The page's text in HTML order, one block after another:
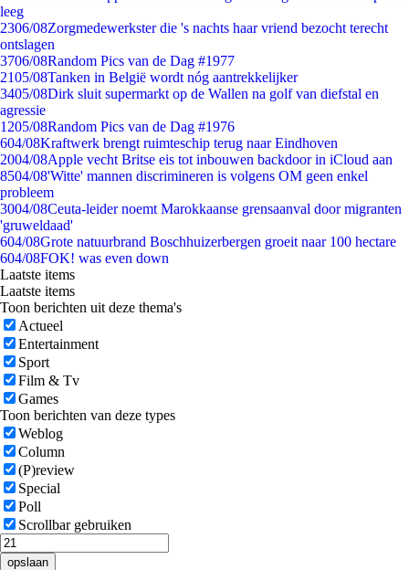
leeg
2306/08Zorgmedewerkster die 's nachts haar vriend bezocht terecht
ontslagen
3706/08Random Pics van de Dag #1977
2105/08Tanken in België wordt nóg aantrekkelijker
3405/08Dirk sluit supermarkt op de Wallen na golf van diefstal en
agressie
1205/08Random Pics van de Dag #1976
604/08Kraftwerk brengt ruimteschip terug naar Eindhoven
2004/08Apple vecht Britse eis tot inbouwen backdoor in iCloud aan
8504/08'Witte' mannen discrimineren is volgens OM geen enkel
probleem
3004/08Ceuta-leider noemt Marokkaanse grensaanval door migranten
'gruweldaad'
604/08Grote natuurbrand Boschhuizerbergen groeit naar 100 hectare
604/08FOK! was even down
Laatste items
Laatste items
Toon berichten uit deze thema's
Actueel
Entertainment
Sport
Film & Tv
Games
Toon berichten van deze types
Weblog
Column
(P)review
Special
Poll
Scrollbar gebruiken
opslaan